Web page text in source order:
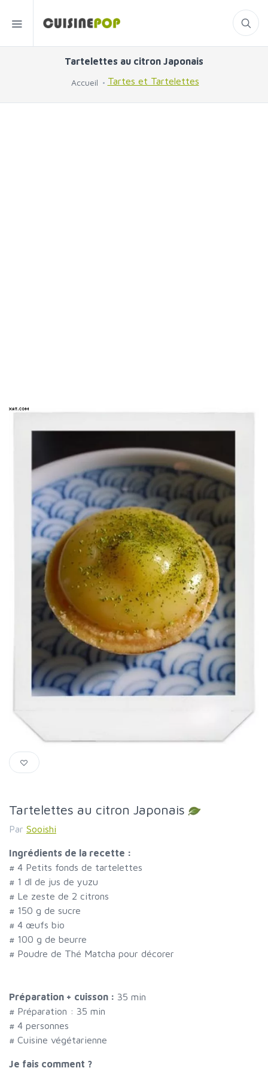
Tartelettes au citron Japonais
Accueil Tartes et Tartelettes
Tartelettes au citron Japonais
Par Sooishi
Ingrédients de la recette :
# 4 Petits fonds de tartelettes
# 1 dl de jus de yuzu
# Le zeste de 2 citrons
# 150 g de sucre
# 4 œufs bio
# 100 g de beurre
# Poudre de Thé Matcha pour décorer
Préparation + cuisson : 35 min
# Préparation : 35 min
# 4 personnes
# Cuisine végétarienne
Je fais comment ?